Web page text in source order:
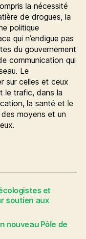
la nécessité
de drogues, la
politique
qui n’endigue pas
du gouvernement
communication qui
Le
sur celles et ceux
le trafic, dans la
la santé et le
moyens et un
et
soutien aux
nouveau Pôle de